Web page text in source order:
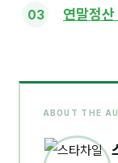
연말정
ABOUT THE